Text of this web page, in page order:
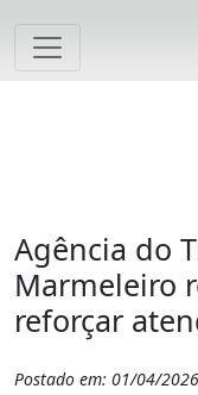
Agência do
Marmeleiro
reforçar
Postado em: 01/04/2026